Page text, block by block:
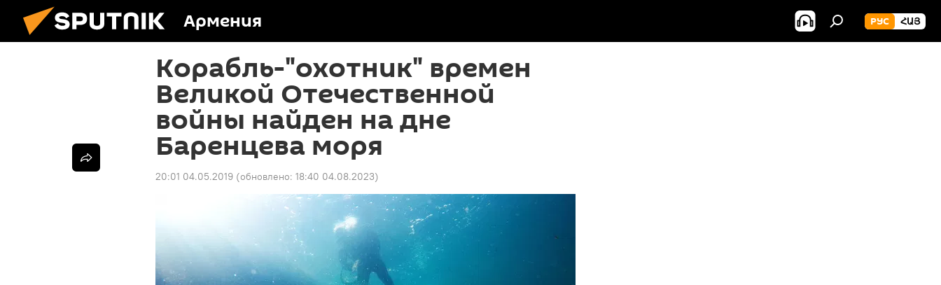
Армения РУС ՀԱՅ
Корабль-"охотник" времен
Великой Отечественной
войны найден на дне
Баренцева моря
20:01 04.05.2019 (обновлено: 18:40 04.08.2023)